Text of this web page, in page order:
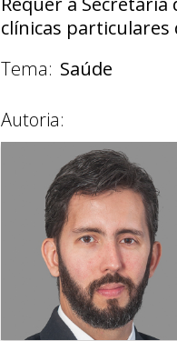
clínicas
Tema: Saúde
Autoria: